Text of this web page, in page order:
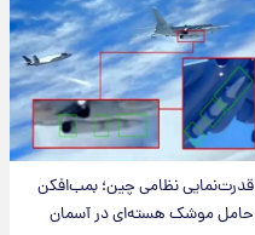
قدرت‌نمایی نظامی چین؛ بمب‌افکن
حامل موشک هسته‌ای در آسمان